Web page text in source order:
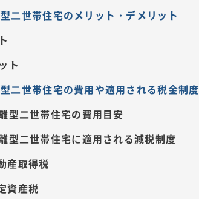
二世帯住宅のメリット・デメリット
ト
二世帯住宅の費用や適用される税金制度
型二世帯住宅の費用目安
型二世帯住宅に適用される減税制度
産取得税
資産税